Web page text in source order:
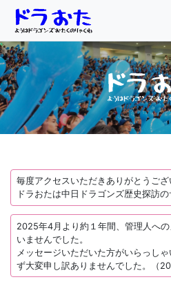
毎度アクセスいただきありがとうござ
ドラおたは中日ドラゴンズ歴史探訪の
2025年4月より約１年間、管理人へ
いませんでした。
メッセージいただいた方がいらっし
ず大変申し訳ありませんでした。（